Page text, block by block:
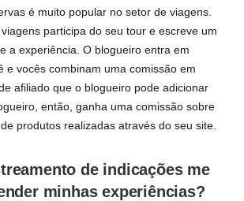
é muito popular no setor de viagens.
participa do seu tour e escreve um
a experiência. O blogueiro entra em
e vocês combinam uma comissão em
afiliado que o blogueiro pode adicionar
então, ganha uma comissão sobre
produtos realizadas através do seu site.
de indicações me
minhas experiências?